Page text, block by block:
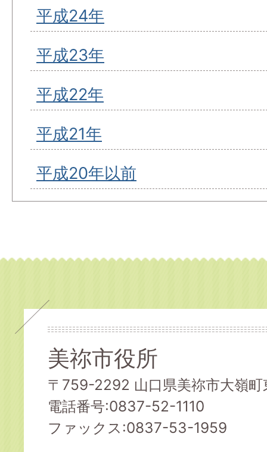
平成24年
平成23年
平成22年
平成21年
平成20年以前
美祢市役所
〒759-2292 山口県美祢市大嶺
電話番号:0837-52-1110
ファックス:0837-53-1959